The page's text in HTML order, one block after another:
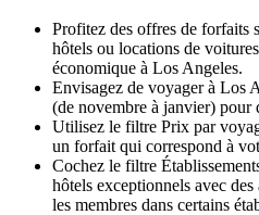
Profitez des offres de forfaits
hôtels ou locations de
économique à Los Angeles.
Envisagez de voyager à Los
(de novembre à janvier) pour
Utilisez le filtre Prix par
un forfait qui correspond à
Cochez le filtre
hôtels exceptionnels avec
les membres dans certains